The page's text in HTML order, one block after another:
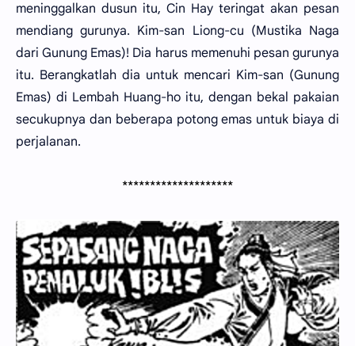
meninggalkan dusun itu, Cin Hay teringat akan pesan
mendiang gurunya. Kim-san Liong-cu (Mustika Naga
dari Gunung Emas)! Dia harus memenuhi pesan gurunya
itu. Berangkatlah dia untuk mencari Kim-san (Gunung
Emas) di Lembah Huang-ho itu, dengan bekal pakaian
secukupnya dan beberapa potong emas untuk biaya di
perjalanan.
********************